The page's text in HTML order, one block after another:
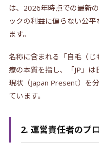
は、2026年時点での最新
ックの利益に偏らない公
ます。
名称に含まれる「自毛（
療の本質を指し、「JP」
現状（Japan Present）を
ています。
2. 運営責任者のプ